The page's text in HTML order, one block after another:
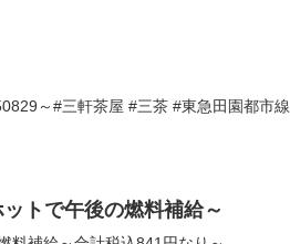
～#三軒茶屋 #三茶 #東急田園都市線
トで午後の燃料補給～